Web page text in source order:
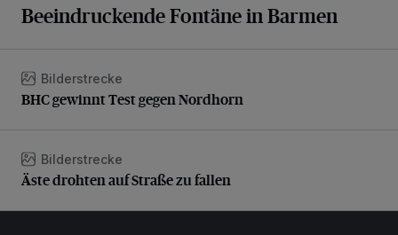
Beeindruckende Fontäne in Barmen
BHC gewinnt Test gegen Nordhorn
Bilderstrecke
BHC gewinnt Test gegen Nordhorn
Äste drohten auf Straße zu fallen
Bilderstrecke
Äste drohten auf Straße zu fallen